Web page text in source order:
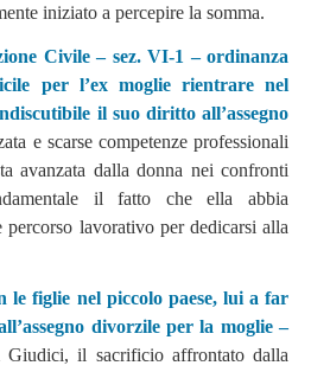
iniziato a percepire la somma.
Civile – sez. VI-1 – ordinanza
per l’ex moglie rientrare nel
il suo diritto all’assegno
e scarse competenze professionali
avanzata dalla donna nei confronti
il fatto che ella abbia
lavorativo per dedicarsi alla
le figlie nel piccolo paese, lui a far
divorzile per la moglie –
Giudici, il sacrificio affrontato dalla